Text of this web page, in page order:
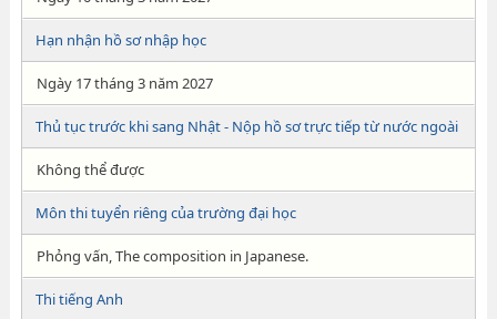
Hạn nhận hồ sơ nhập học
Ngày 17 tháng 3 năm 2027
Thủ tục trước khi sang Nhật - Nộp hồ sơ trực tiếp từ nước ngoài
Không thể được
Môn thi tuyển riêng của trường đại học
Phỏng vấn, The composition in Japanese .
Thi tiếng Anh